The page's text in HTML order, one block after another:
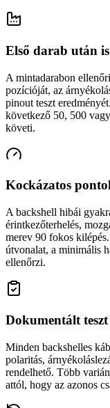
Első darab után
A mintadarabon
pozícióját, az
pinout teszt
következő 50, 500
követi.
Kockázatos
A backshell hibái
érintkezőterhelés,
merev 90 fokos
útvonalat, a minimális
ellenőrzi.
Dokumentált teszt
Minden backshelles
polaritás,
rendelhető. Több
attól, hogy az azonos